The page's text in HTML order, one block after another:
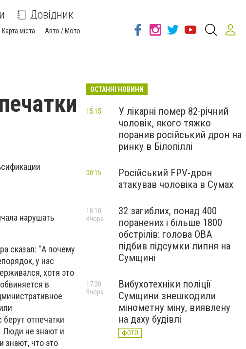
Довідник
Карта міста
Авто / Мото
нарушать
сказал: "А почему
у нас
хотя это
в
отпечатки
Люди не знают и
знают, что это
ОСТАННІ НОВИНИ
У лікарні помер 82-річний
чоловік, якого тяжко
поранив російський дрон на
ринку в Білопіллі
15:15
Російський FPV-дрон
атакував чоловіка в Сумах
00:15
32 загиблих, понад 400
поранених і більше 1800
обстрілів: голова ОВА
підбив підсумки липня на
Сумщині
18:10
Вчора
Вибухотехніки поліції
Сумщини знешкодили
мінометну міну, виявлену
на даху будівлі
ФОТО
17:30
Вчора